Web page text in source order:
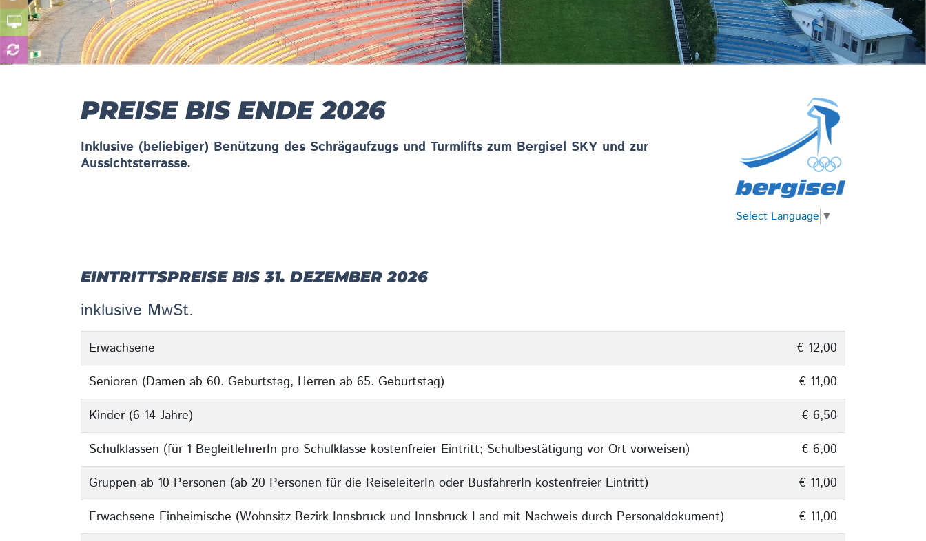
PREISE BIS ENDE 2026
Inklusive (beliebiger) Benützung des Schrägaufzugs und Turmlifts zum Bergisel SKY und zur
Aussichtsterrasse.
Select Language ▼
EINTRITTSPREISE BIS 31. DEZEMBER 2026
inklusive MwSt.
Erwachsene
€ 12,00
Senioren (Damen ab 60. Geburtstag, Herren ab 65. Geburtstag)
€ 11,00
Kinder (6-14 Jahre)
€ 6,50
Schulklassen (für 1 BegleitlehrerIn pro Schulklasse kostenfreier Eintritt; Schulbestätigung vor Ort vorweisen)
€ 6,00
Gruppen ab 10 Personen (ab 20 Personen für die ReiseleiterIn oder BusfahrerIn kostenfreier Eintritt)
€ 11,00
Erwachsene Einheimische (Wohnsitz Bezirk Innsbruck und Innsbruck Land mit Nachweis durch Personaldokument)
€ 11,00